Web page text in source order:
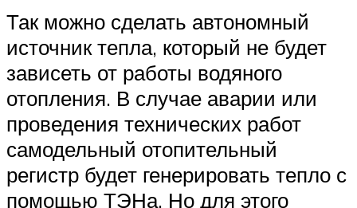
Так можно сделать автономный
источник тепла, который не будет
зависеть от работы водяного
отопления. В случае аварии или
проведения технических работ
самодельный отопительный
регистр будет генерировать тепло с
помощью ТЭНа. Но для этого